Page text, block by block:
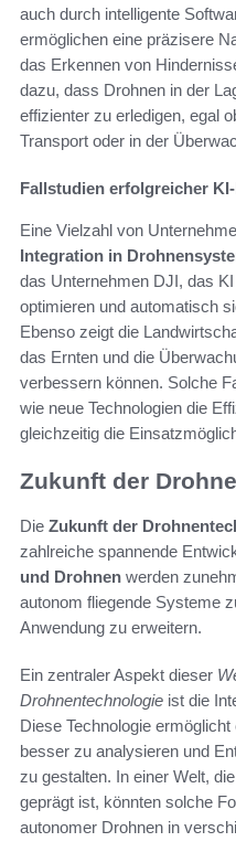
auch durch intelligente
ermöglichen eine präzisere
das Erkennen von
dazu, dass Drohnen in der
effizienter zu erledigen, egal
Transport oder in der
Fallstudien erfolgreicher
Eine Vielzahl von
Integration in
das Unternehmen DJI, das
optimieren und automatisch
Ebenso zeigt die
das Ernten und die
verbessern können. Solche
wie neue Technologien die
gleichzeitig die
Zukunft der
Die Zukunft der
zahlreiche spannende
und Drohnen werden
autonom fliegende Systeme
Anwendung zu erweitern.
Ein zentraler Aspekt dieser
Drohnentechnologie ist die
Diese Technologie
besser zu analysieren und
zu gestalten. In einer Welt,
geprägt ist, könnten solche
autonomer Drohnen in